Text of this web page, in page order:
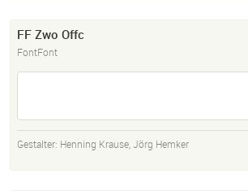
FF Zwo Offc
FontFont
Gestalter: Henning Krause,Jörg Hemker